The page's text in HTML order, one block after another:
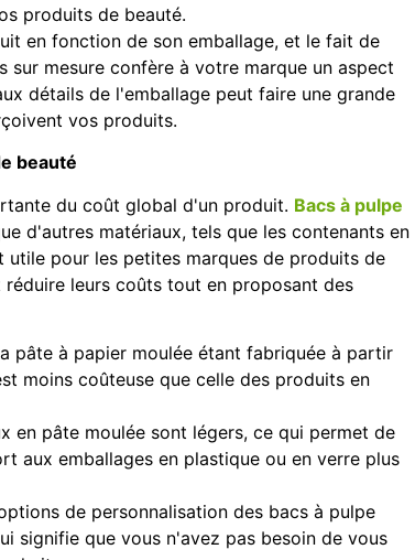
produits de beauté.
en fonction de son emballage, et le fait de
mesure confère à votre marque un aspect
détails de l'emballage peut faire une grande
vos produits.
beauté
du coût global d'un produit. Bacs à pulpe
d'autres matériaux, tels que les contenants en
pour les petites marques de produits de
leurs coûts tout en proposant des
pâte à papier moulée étant fabriquée à partir
moins coûteuse que celle des produits en
en pâte moulée sont légers, ce qui permet de
aux emballages en plastique ou en verre plus
de personnalisation des bacs à pulpe
signifie que vous n'avez pas besoin de vous